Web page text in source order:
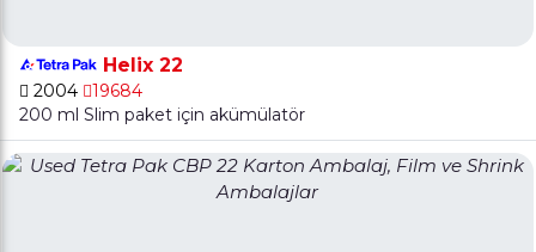
Helix 22
2004
19684
200 ml Slim paket için akümülatör